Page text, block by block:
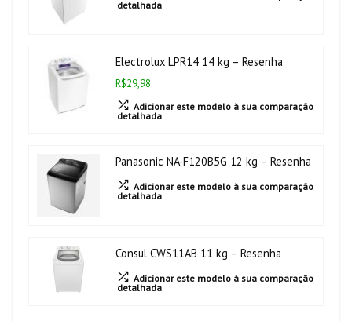
detalhada
Electrolux LPR14 14 kg – Resenha
R$29,98
Adicionar este modelo à sua comparação
detalhada
Panasonic NA-F120B5G 12 kg – Resenha
Adicionar este modelo à sua comparação
detalhada
Consul CWS11AB 11 kg – Resenha
Adicionar este modelo à sua comparação
detalhada